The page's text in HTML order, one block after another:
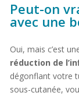
Peut-on
avec une
Oui, mais c’est
réduction de
dégonflant votre
sous-cutanée,